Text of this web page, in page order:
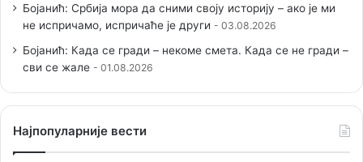
Бојанић: Србија мора да сними своју историју – ако је ми
не испричамо, испричаће је други
03.08.2026
Бојанић: Када се гради – некоме смета. Када се не гради –
сви се жале
01.08.2026
Наjпопуларније вести